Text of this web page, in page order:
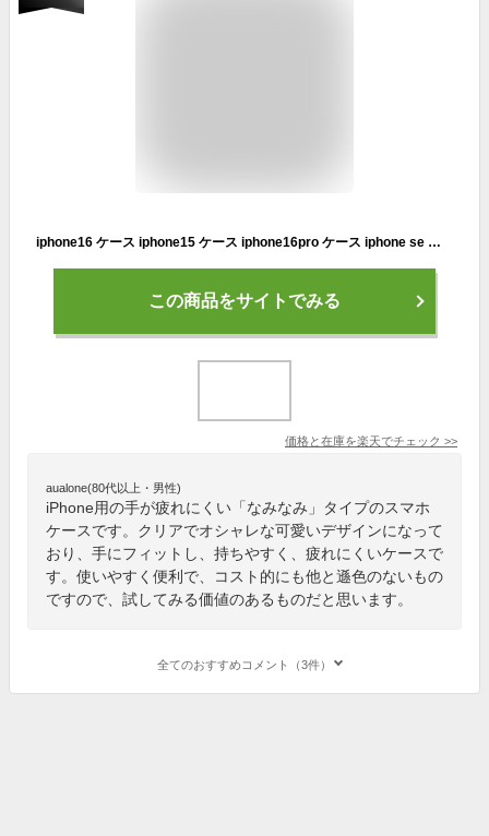
iphone16 ケース iphone15 ケース iphone16pro ケース iphone se ケース 第3世代 iphoneケース iphone se3 ケース iphone 12 13 pro max カバー うねうね なみなみ 携帯 ケース うねうねケース 韓国 透明 クリア 大人かわいい 持ちやすい カーブ くねくね
この商品をサイトでみる
価格と在庫を楽天でチェック >>
aualone(80代以上・男性)
iPhone用の手が疲れにくい「なみなみ」タイプのスマホ
ケースです。クリアでオシャレな可愛いデザインになって
おり、手にフィットし、持ちやすく、疲れにくいケースで
す。使いやすく便利で、コスト的にも他と遜色のないもの
ですので、試してみる価値のあるものだと思います。
全てのおすすめコメント（3件）